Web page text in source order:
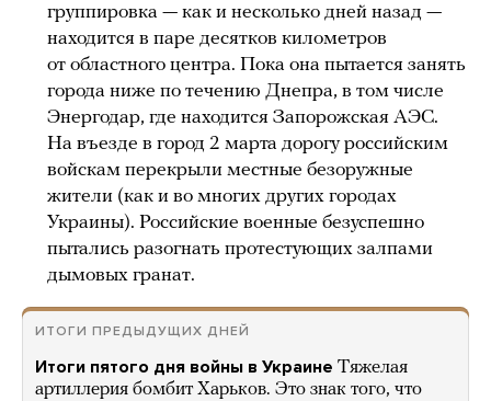
группировка — как и несколько дней назад —
находится в паре десятков километров
от областного центра. Пока она пытается занять
города ниже по течению Днепра, в том числе
Энергодар, где находится Запорожская АЭС.
На въезде в город 2 марта дорогу российским
войскам перекрыли местные безоружные
жители (как и во многих других городах
Украины). Российские военные безуспешно
пытались разогнать протестующих залпами
дымовых гранат.
ИТОГИ ПРЕДЫДУЩИХ ДНЕЙ
Итоги пятого дня войны в Украине Тяжелая
артиллерия бомбит Харьков. Это знак того, что